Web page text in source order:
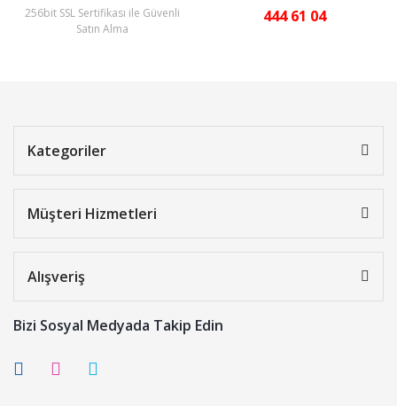
256bit SSL Sertifikası ile Güvenli
Satın Alma
444 61 04
Kategoriler
Müşteri Hizmetleri
Alışveriş
Bizi Sosyal Medyada Takip Edin